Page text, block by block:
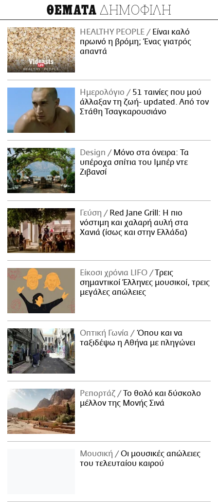
ΘΕΜΑΤΑ ΔΗΜΟΦΙΛΗ
HEALTHY PEOPLE
Είναι καλό
πρωινό η βρόμη; Ένας γιατρός
απαντά
Ημερολόγιο
51 ταινίες που μού
άλλαξαν τη ζωή- updated. Aπό τον
Στάθη Τσαγκαρουσιάνο
Design
Μόνο στα όνειρα: Τα
υπέροχα σπίτια του Ιμπέρ ντε
Ζιβανσί
Γεύση
Red Jane Grill: Η πιο
νόστιμη και χαλαρή αυλή στα
Χανιά (ίσως και στην Ελλάδα)
Είκοσι χρόνια LIFO
Tρεις
σημαντικοί Έλληνες μουσικοί, τρεις
μεγάλες απώλειες
Οπτική Γωνία
Όπου και να
ταξιδέψω η Αθήνα με πληγώνει
Ρεπορτάζ
Το θολό και δύσκολο
μέλλον της Μονής Σινά
Μουσική
Οι μουσικές απώλειες
του τελευταίου καιρού